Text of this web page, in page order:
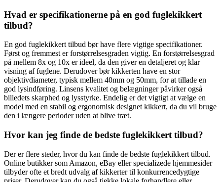
Hvad er specifikationerne på en god fuglekikkert
tilbud?
En god fuglekikkert tilbud bør have flere vigtige specifikationer.
Først og fremmest er forstørrelsesgraden vigtig. En forstørrelsesgrad
på mellem 8x og 10x er ideel, da den giver en detaljeret og klar
visning af fuglene. Derudover bør kikkerten have en stor
objektivdiameter, typisk mellem 40mm og 50mm, for at tillade en
god lysindføring. Linsens kvalitet og belægninger påvirker også
billedets skarphed og lysstyrke. Endelig er det vigtigt at vælge en
model med en stabil og ergonomisk designet kikkert, da du vil bruge
den i længere perioder uden at blive træt.
Hvor kan jeg finde de bedste fuglekikkert tilbud?
Der er flere steder, hvor du kan finde de bedste fuglekikkert tilbud.
Online butikker som Amazon, eBay eller specializede hjemmesider
tilbyder ofte et bredt udvalg af kikkerter til konkurrencedygtige